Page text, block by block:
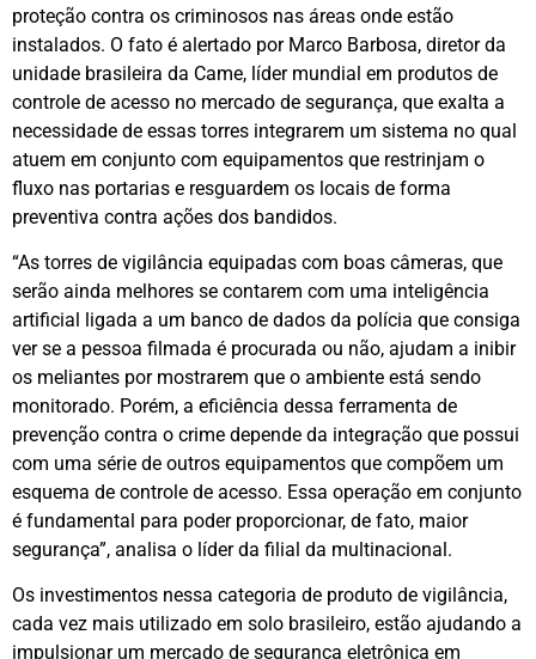
proteção contra os criminosos nas áreas onde estão
instalados. O fato é alertado por Marco Barbosa, diretor da
unidade brasileira da Came, líder mundial em produtos de
controle de acesso no mercado de segurança, que exalta a
necessidade de essas torres integrarem um sistema no qual
atuem em conjunto com equipamentos que restrinjam o
fluxo nas portarias e resguardem os locais de forma
preventiva contra ações dos bandidos.
“As torres de vigilância equipadas com boas câmeras, que
serão ainda melhores se contarem com uma inteligência
artificial ligada a um banco de dados da polícia que consiga
ver se a pessoa filmada é procurada ou não, ajudam a inibir
os meliantes por mostrarem que o ambiente está sendo
monitorado. Porém, a eficiência dessa ferramenta de
prevenção contra o crime depende da integração que possui
com uma série de outros equipamentos que compõem um
esquema de controle de acesso. Essa operação em conjunto
é fundamental para poder proporcionar, de fato, maior
segurança”, analisa o líder da filial da multinacional.
Os investimentos nessa categoria de produto de vigilância,
cada vez mais utilizado em solo brasileiro, estão ajudando a
impulsionar um mercado de segurança eletrônica em